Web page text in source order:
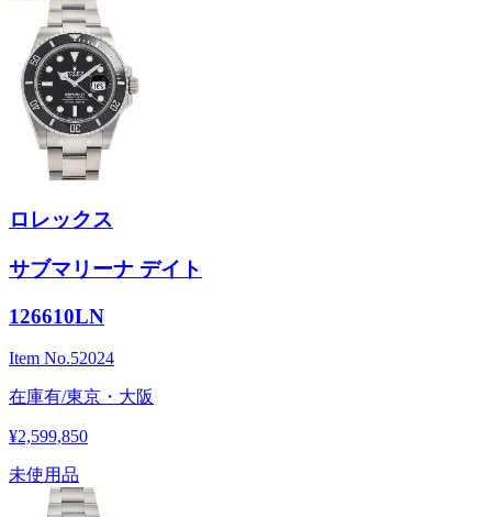
ロレックス
サブマリーナ デイト
126610LN
Item No.52024
在庫有/東京・大阪
¥2,599,850
未使用品